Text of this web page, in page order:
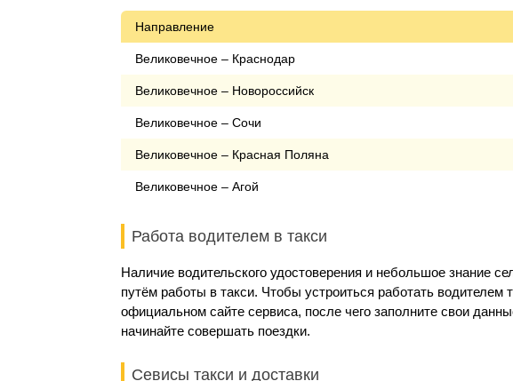
Направление
Великовечное – Краснодар
Великовечное – Новороссийск
Великовечное – Сочи
Великовечное – Красная Поляна
Великовечное – Агой
Работа водителем в такси
Наличие водительского удостоверения и небольшое знание
путём работы в такси. Чтобы устроиться работать водителем
официальном сайте сервиса, после чего заполните свои
начинайте совершать поездки.
Севисы такси и доставки